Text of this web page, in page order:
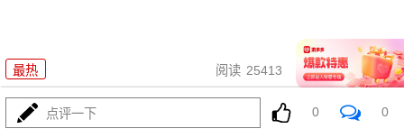
最热 阅读 25413 02-14
全国多地持续回暖 南方将开启新
点评一下 0 0